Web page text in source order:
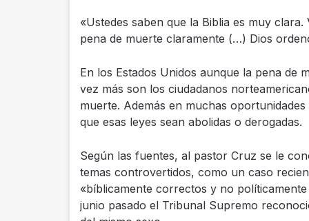
«Ustedes saben que la Biblia es muy
pena de muerte claramente (…) Dios
En los Estados Unidos aunque la pena de
vez más son los ciudadanos
muerte. Además en muchas
que esas leyes sean abolidas o derogadas.
Según las fuentes, al pastor Cruz se le
temas controvertidos, como un caso
«bíblicamente correctos y no
junio pasado el Tribunal Supremo